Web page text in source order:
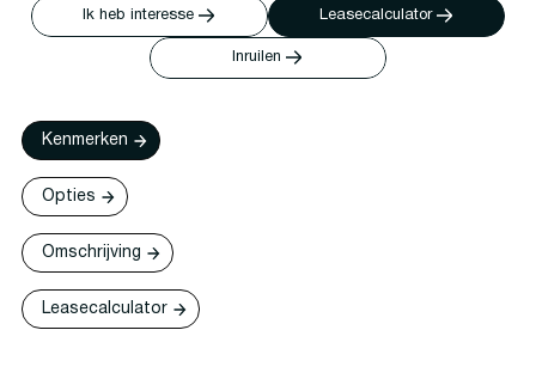
Ik heb interesse Leasecalculator
Inruilen
Kenmerken
Opties
Omschrijving
Leasecalculator